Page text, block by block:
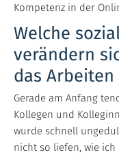
Kompetenz in der
Welche
verändern
das Arbeiten
Gerade am Anfang
Kollegen und
wurde schnell
nicht so liefen, wie